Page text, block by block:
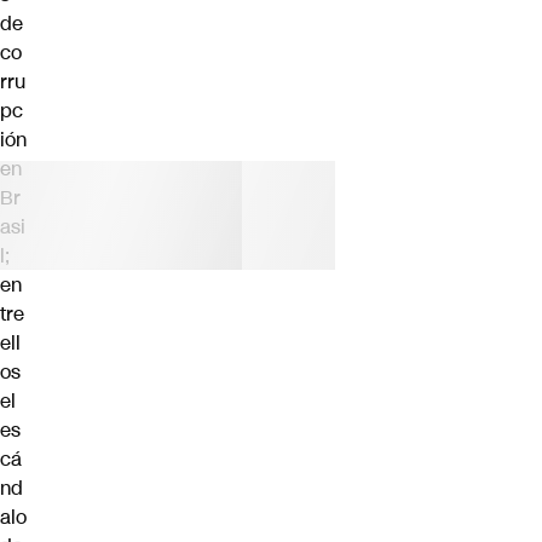
de
co
rru
pc
ión
en
Br
asi
l;
en
tre
ell
os
el
es
cá
nd
alo